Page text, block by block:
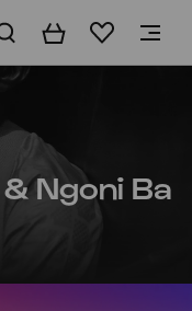
BasketWishlist
Ngoni Ba